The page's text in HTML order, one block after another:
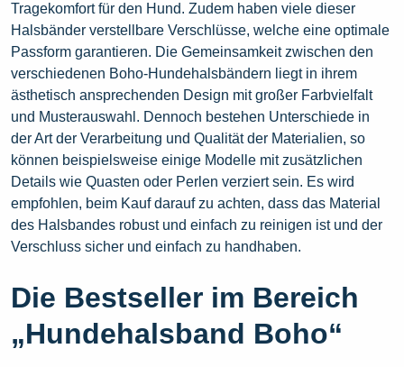
Tragekomfort für den Hund. Zudem haben viele dieser
Halsbänder verstellbare Verschlüsse, welche eine optimale
Passform garantieren. Die Gemeinsamkeit zwischen den
verschiedenen Boho-Hundehalsbändern liegt in ihrem
ästhetisch ansprechenden Design mit großer Farbvielfalt
und Musterauswahl. Dennoch bestehen Unterschiede in
der Art der Verarbeitung und Qualität der Materialien, so
können beispielsweise einige Modelle mit zusätzlichen
Details wie Quasten oder Perlen verziert sein. Es wird
empfohlen, beim Kauf darauf zu achten, dass das Material
des Halsbandes robust und einfach zu reinigen ist und der
Verschluss sicher und einfach zu handhaben.
Die Bestseller im Bereich
„Hundehalsband Boho“